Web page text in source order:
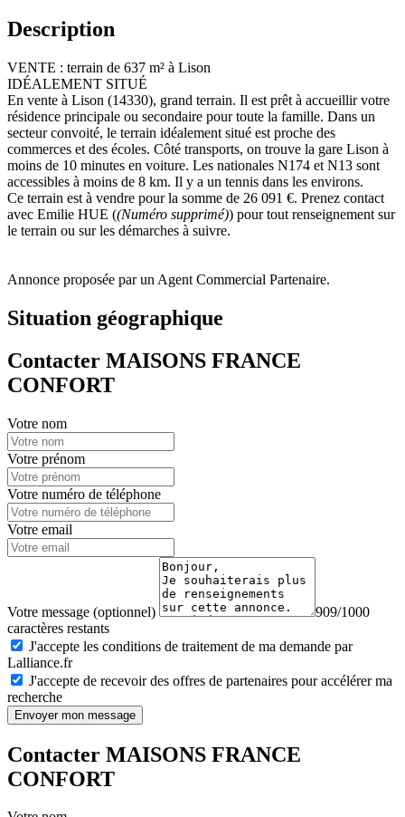
Description
VENTE : terrain de 637 m² à Lison
IDÉALEMENT SITUÉ
En vente à Lison (14330), grand terrain. Il est prêt à accueillir votre
résidence principale ou secondaire pour toute la famille. Dans un
secteur convoité, le terrain idéalement situé est proche des
commerces et des écoles. Côté transports, on trouve la gare Lison à
moins de 10 minutes en voiture. Les nationales N174 et N13 sont
accessibles à moins de 8 km. Il y a un tennis dans les environs.
Ce terrain est à vendre pour la somme de 26 091 €. Prenez contact
avec Emilie HUE ((Numéro supprimé)) pour tout renseignement sur
le terrain ou sur les démarches à suivre.
Annonce proposée par un Agent Commercial Partenaire.
Situation géographique
Contacter MAISONS FRANCE
CONFORT
Votre nom
Votre prénom
Votre numéro de téléphone
Votre email
Votre message (optionnel)
909/1000
caractères restants
J'accepte les conditions de traitement de ma demande par
Lalliance.fr
J'accepte de recevoir des offres de partenaires pour accélérer ma
recherche
Envoyer mon message
Contacter MAISONS FRANCE
CONFORT